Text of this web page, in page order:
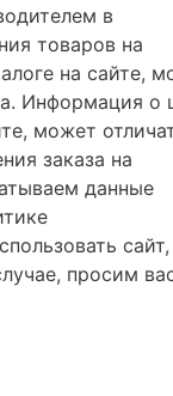
в
товаров на
на сайте,
Информация о
может
заказа на
данные
просим